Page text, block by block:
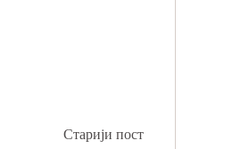
Старији пост